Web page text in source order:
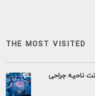
THE MOST VISITED
ناحیه جراحی